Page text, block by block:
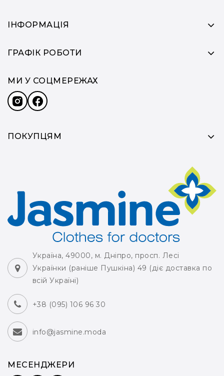
ІНФОРМАЦІЯ
ГРАФІК РОБОТИ
Україна, 49000, м. Дніпро, просп. Лесі
Українки (раніше Пушкіна) 49 (діє доставка по
всій Україні)
+38 (095) 106 96 30
info@jasmine.moda
ПОКУПЦЯМ
МИ У СОЦМЕРЕЖАХ
МЕСЕНДЖЕРИ